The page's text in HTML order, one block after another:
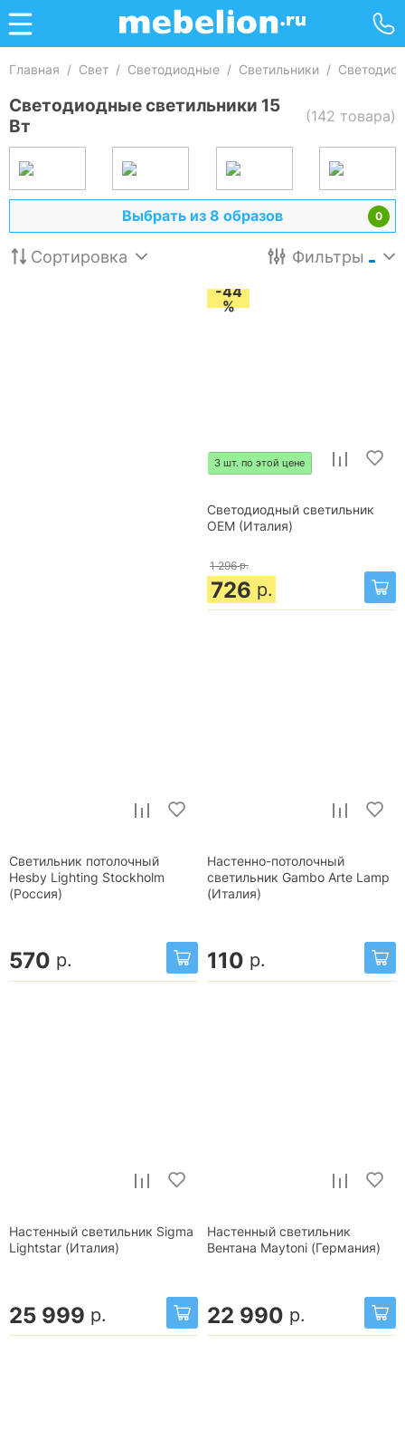
Главная / Свет / Светодиодные / Светильники /
Светодиодные светильники 15
Вт
(142 товара)
0
Выбрать из 8 образов
Сортировка Фильтры
-44
%
3 шт. по этой цене
Светодиодный светильник
OEM (Италия)
1 296 р.
726 р.
Светильник потолочный
Hesby Lighting Stockholm
(Россия)
570 р.
Настенно-потолочный
светильник Gambo Arte Lamp
(Италия)
110 р.
Настенный светильник Sigma
Lightstar (Италия)
25 999 р.
Настенный светильник
Вентана Maytoni (Германия)
22 990 р.